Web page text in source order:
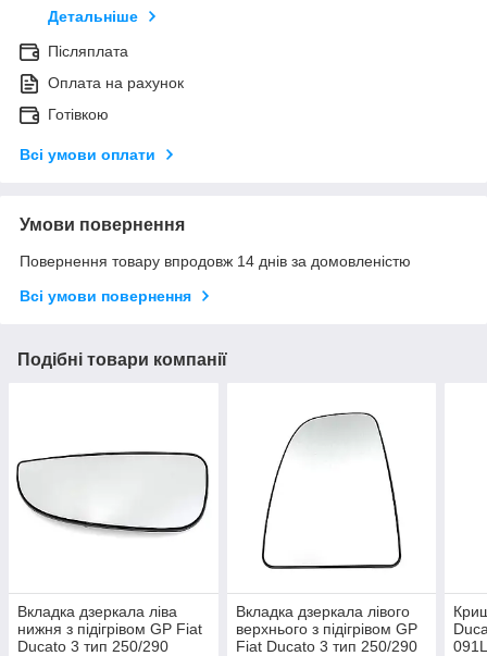
Детальніше
Післяплата
Оплата на рахунок
Готівкою
Всі умови оплати
Умови повернення
Повернення товару впродовж 14 днів за домовленістю
Всі умови повернення
Подібні товари компанії
Вкладка дзеркала ліва
нижня з підігрівом GP Fiat
Ducato 3 тип 250/290
Вкладка дзеркала лівого
верхнього з підігрівом GP
Fiat Ducato 3 тип 250/290